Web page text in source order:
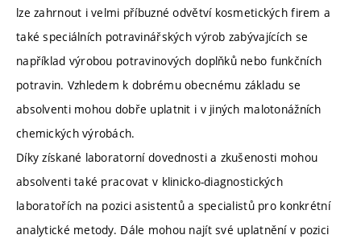
lze zahrnout i velmi příbuzné odvětví kosmetických firem a
také speciálních potravinářských výrob zabývajících se
například výrobou potravinových doplňků nebo funkčních
potravin. Vzhledem k dobrému obecnému základu se
absolventi mohou dobře uplatnit i v jiných malotonážních
chemických výrobách.
Díky získané laboratorní dovednosti a zkušenosti mohou
absolventi také pracovat v klinicko-diagnostických
laboratořích na pozici asistentů a specialistů pro konkrétní
analytické metody. Dále mohou najít své uplatnění v pozici